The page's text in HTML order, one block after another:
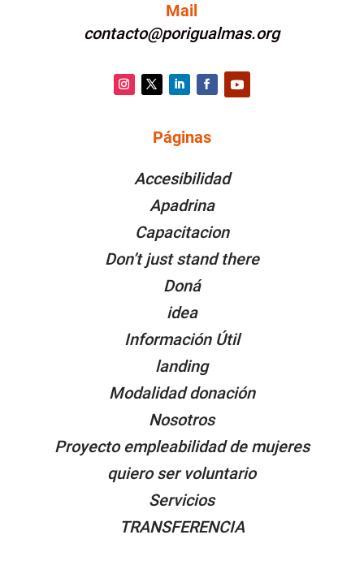
Mail
contacto@porigualmas.org
Facebook
Páginas
Accesibilidad
Apadrina
Capacitacion
Don’t just stand there
Doná
idea
Información Útil
landing
Modalidad donación
Nosotros
Proyecto empleabilidad de mujeres
quiero ser voluntario
Servicios
TRANSFERENCIA